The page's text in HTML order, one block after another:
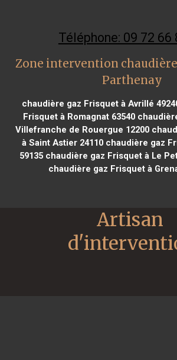
Téléphone: 09 72 66
Zone intervention
Parthenay
chaudière gaz Frisquet à Avrillé
Frisquet à Romagnat 63540
Villefranche de Rouergue 12200
à Saint Astier 24110 chaudière gaz
59135 chaudière gaz Frisquet à Le
chaudière gaz Frisquet à
Artisan